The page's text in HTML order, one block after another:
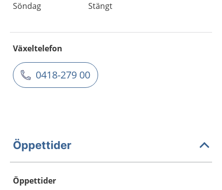
Söndag
Stängt
Växeltelefon
0418-279 00
Öppettider
Öppettider